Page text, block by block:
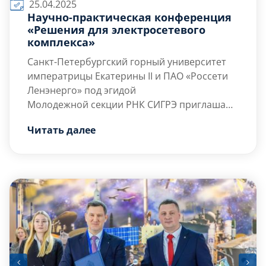
25.04.2025
Научно-практическая конференция
«Решения для электросетевого
комплекса»
Санкт-Петербургский горный университет
императрицы Екатерины II и ПАО «Россети
Ленэнерго» под эгидой
Молодежной секции РНК СИГРЭ приглашают
специалистов и преподавателей принять
Место: Санкт-Петербург, 21-я линия В.О., д. 2
Цель конференции: популяризация науки в
области электроэнергетики и привлечение
талантливой […]
Читать далее